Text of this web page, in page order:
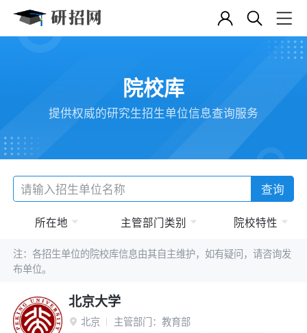
院校库
提供权威的研究生招生单位信息查询服务
查询
所在地 主管部门类别 院校特性
注：各招生单位的院校库信息由其自主维护，如有疑问，请咨询发
布单位。
北京大学
 北京 主管部门： 教育部